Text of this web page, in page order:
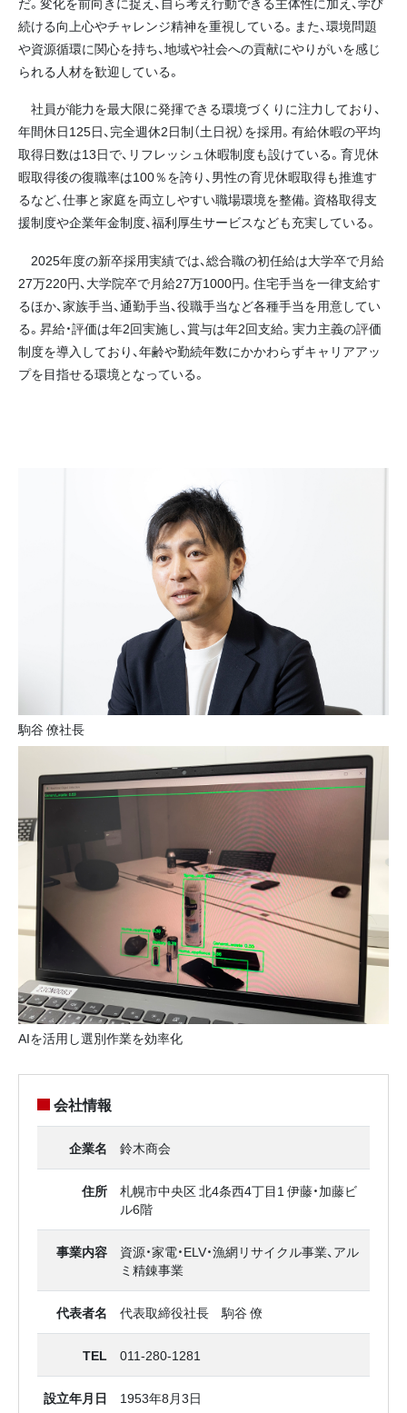
続ける向上心やチャレンジ精神を重視している。また、環境問題
や資源循環に関心を持ち、地域や社会への貢献にやりがいを感じ
られる人材を歓迎している。
社員が能力を最大限に発揮できる環境づくりに注力しており、
年間休日125日、完全週休2日制（土日祝）を採用。有給休暇の平均
取得日数は13日で、リフレッシュ休暇制度も設けている。育児休
暇取得後の復職率は100％を誇り、男性の育児休暇取得も推進す
るなど、仕事と家庭を両立しやすい職場環境を整備。資格取得支
援制度や企業年金制度、福利厚生サービスなども充実している。
2025年度の新卒採用実績では、総合職の初任給は大学卒で月給
27万220円、大学院卒で月給27万1000円。住宅手当を一律支給す
るほか、家族手当、通勤手当、役職手当など各種手当を用意してい
る。昇給・評価は年2回実施し、賞与は年2回支給。実力主義の評価
制度を導入しており、年齢や勤続年数にかかわらずキャリアアッ
プを目指せる環境となっている。
駒谷 僚社長
AIを活用し選別作業を効率化
会社情報
企業名 鈴木商会
住所
札幌市中央区 北4条西4丁目1 伊藤・加藤ビ
ル6階
事業内容
資源・家電・ELV・漁網リサイクル事業、アル
ミ精錬事業
代表者名 代表取締役社長 駒谷 僚
TEL 011-280-1281
設立年月日 1953年8月3日